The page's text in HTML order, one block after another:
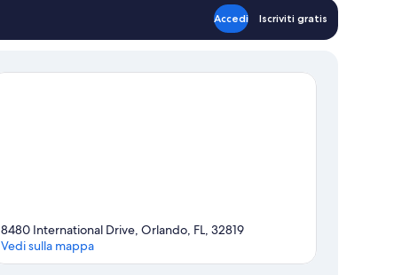
Accedi Iscriviti gratis
8480 International Drive, Orlando, FL, 32819
Vedi sulla mappa